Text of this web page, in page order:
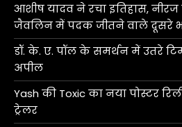
आशीष यादव ने रचा इतिहास, नीरज
जैवलिन में पदक जीतने वाले दूसरे
डॉ. के. ए. पॉल के समर्थन में उतरे टिम
अपील
Yash की Toxic का नया पोस्टर
ट्रेलर